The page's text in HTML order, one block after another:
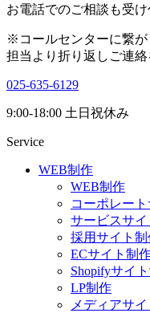
お電話でのご相談も受け
※コールセンターに繋が
担当より折り返しご連絡
025-635-6129
9:00-18:00 土日祝休み
Service
WEB制作
WEB制作
コーポレー
サービスサ
採用サイト制
ECサイト制
Shopifyサイ
LP制作
メディアサ